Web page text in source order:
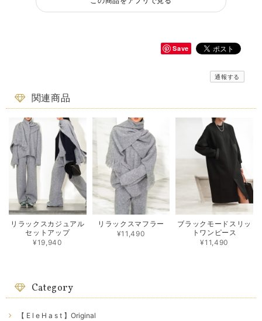
Save
通報する
関連商品
リラックスカジュアル
セットアップ
¥19,940
リラックスマフラー
¥11,490
ブラックモードスリッ
トワンピース
¥11,490
Category
【 E l e H a s t 】Original